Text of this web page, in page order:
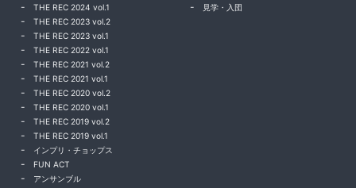
THE REC 2024 vol.1
THE REC 2023 vol.2
THE REC 2023 vol.1
THE REC 2022 vol.1
THE REC 2021 vol.2
THE REC 2021 vol.1
THE REC 2020 vol.2
THE REC 2020 vol.1
THE REC 2019 vol.2
THE REC 2019 vol.1
インプリ・チョップス
FUN ACT
アンサンブル
見学・入団